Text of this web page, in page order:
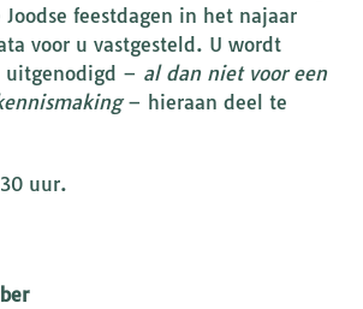
feestdagen in het najaar
voor u vastgesteld. U wordt
uitgenodigd – al dan niet voor een
– hieraan deel te
uur.